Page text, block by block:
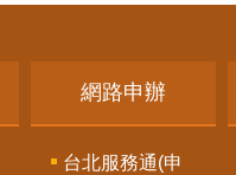
網路申辦
台北服務通(申